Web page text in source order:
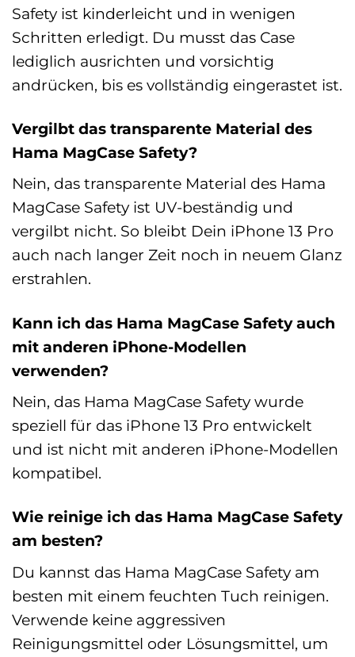
Safety ist kinderleicht und in wenigen
Schritten erledigt. Du musst das Case
lediglich ausrichten und vorsichtig
andrücken, bis es vollständig eingerastet ist.
Vergilbt das transparente Material des
Hama MagCase Safety?
Nein, das transparente Material des Hama
MagCase Safety ist UV-beständig und
vergilbt nicht. So bleibt Dein iPhone 13 Pro
auch nach langer Zeit noch in neuem Glanz
erstrahlen.
Kann ich das Hama MagCase Safety auch
mit anderen iPhone-Modellen
verwenden?
Nein, das Hama MagCase Safety wurde
speziell für das iPhone 13 Pro entwickelt
und ist nicht mit anderen iPhone-Modellen
kompatibel.
Wie reinige ich das Hama MagCase Safety
am besten?
Du kannst das Hama MagCase Safety am
besten mit einem feuchten Tuch reinigen.
Verwende keine aggressiven
Reinigungsmittel oder Lösungsmittel, um